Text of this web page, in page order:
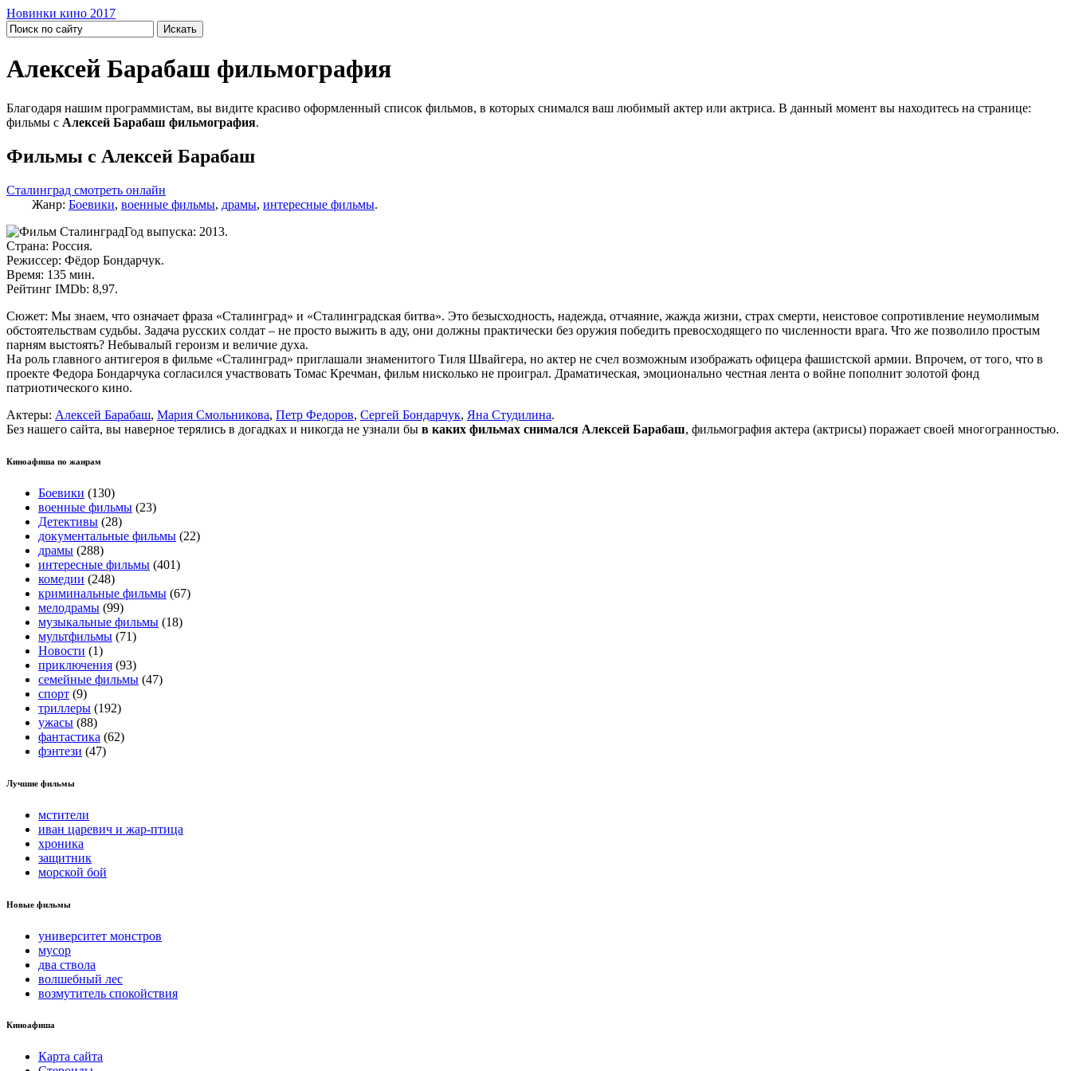
Новинки кино 2017
Алексей Барабаш фильмография
Благодаря нашим программистам, вы видите красиво оформленный список фильмов, в которых снимался ваш любимый актер или актриса. В данный момент вы находитесь на странице:
фильмы с Алексей Барабаш фильмография.
Фильмы с Алексей Барабаш
Сталинград смотреть онлайн
Жанр: Боевики, военные фильмы, драмы, интересные фильмы.
Год выпуска: 2013.
Страна: Россия.
Режиссер: Фёдор Бондарчук.
Время: 135 мин.
Рейтинг IMDb: 8,97.
Сюжет: Мы знаем, что означает фраза «Сталинград» и «Сталинградская битва». Это безысходность, надежда, отчаяние, жажда жизни, страх смерти, неистовое сопротивление неумолимым
обстоятельствам судьбы. Задача русских солдат – не просто выжить в аду, они должны практически без оружия победить превосходящего по численности врага. Что же позволило простым
парням выстоять? Небывалый героизм и величие духа.
На роль главного антигероя в фильме «Сталинград» приглашали знаменитого Тиля Швайгера, но актер не счел возможным изображать офицера фашистской армии. Впрочем, от того, что в
проекте Федора Бондарчука согласился участвовать Томас Кречман, фильм нисколько не проиграл. Драматическая, эмоционально честная лента о войне пополнит золотой фонд
патриотического кино.
Актеры: Алексей Барабаш, Мария Смольникова, Петр Федоров, Сергей Бондарчук, Яна Студилина.
Без нашего сайта, вы наверное терялись в догадках и никогда не узнали бы в каких фильмах снимался Алексей Барабаш, фильмография актера (актрисы) поражает своей многогранностью.
Киноафиша по жанрам
Боевики (130)
военные фильмы (23)
Детективы (28)
документальные фильмы (22)
драмы (288)
интересные фильмы (401)
комедии (248)
криминальные фильмы (67)
мелодрамы (99)
музыкальные фильмы (18)
мультфильмы (71)
Новости (1)
приключения (93)
семейные фильмы (47)
спорт (9)
триллеры (192)
ужасы (88)
фантастика (62)
фэнтези (47)
Лучшие фильмы
мстители
иван царевич и жар-птица
хроника
защитник
морской бой
Новые фильмы
университет монстров
мусор
два ствола
волшебный лес
возмутитель спокойствия
Киноафиша
Карта сайта